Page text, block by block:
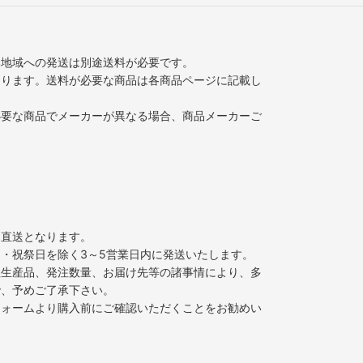
域への発送は別途送料が必要です。
ます。送料が必要な商品は各商品ページに記載し
な商品でメーカーが異なる場合、商品メーカーご
送となります。
祝祭日を除く3～5営業日内に発送いたします。
産品、発注数量、お届け先等の諸事情により、多
予めご了承下さい。
ームより購入前にご確認いただくことをお勧めい